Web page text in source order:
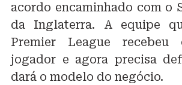
acordo encaminhado com o
da Inglaterra. A equipe
Premier League
jogador e agora precisa
dará o modelo do negócio.